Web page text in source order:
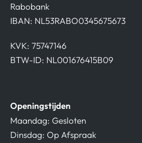
Rabobank
IBAN: NL53RABO0345675673
KVK: 75747146
BTW-ID: NL001676415B09
Openingstijden
Maandag: Gesloten
Dinsdag: Op Afspraak